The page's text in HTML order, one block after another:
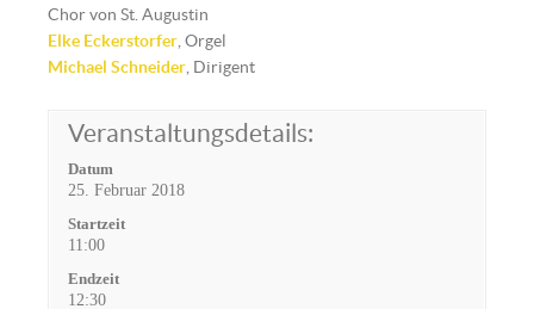
Chor von St. Augustin
Elke Eckerstorfer , Orgel
Michael Schneider , Dirigent
Veranstaltungsdetails:
Datum
25. Februar 2018
Startzeit
11:00
Endzeit
12:30